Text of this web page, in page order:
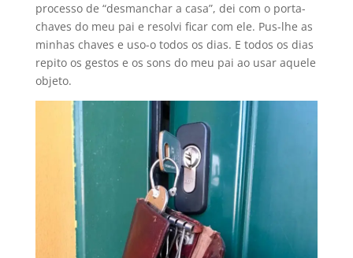
processo de “desmanchar a casa”, dei com o porta-
chaves do meu pai e resolvi ficar com ele. Pus-lhe as
minhas chaves e uso-o todos os dias. E todos os dias
repito os gestos e os sons do meu pai ao usar aquele
objeto.